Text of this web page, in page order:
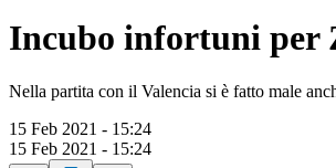
Incubo infortuni per
Nella partita con il Valencia si è fatto male
15 Feb 2021 - 15:24
15 Feb 2021 - 15:24